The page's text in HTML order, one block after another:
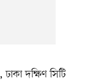
দক্ষিণ সিটি